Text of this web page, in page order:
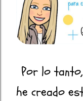
Por lo
he creado